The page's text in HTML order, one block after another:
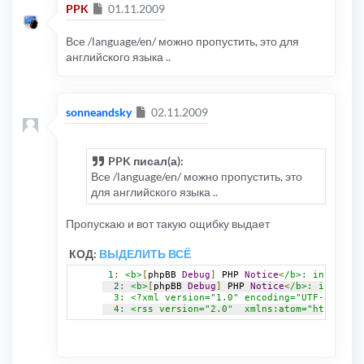
PPK Сообщение
01.11.2009
Все /language/en/ можно пропустить, это для
английского языка ..
sonneandsky Сообщение
02.11.2009
PPK писал(а):
Все /language/en/ можно пропустить, это
для английского языка ..
Пропускаю и вот такую ощибку выдает
КОД: ВЫДЕЛИТЬ ВСЁ
1 : <b> phpBB Debug PHP Notice</b>: in file
2 : <b> phpBB Debug PHP Notice</b>: in file
  3: ﻿<?xml version="1.0" encoding="UTF-8"?>
4: <rss version="2.0"  xmlns:atom="http://